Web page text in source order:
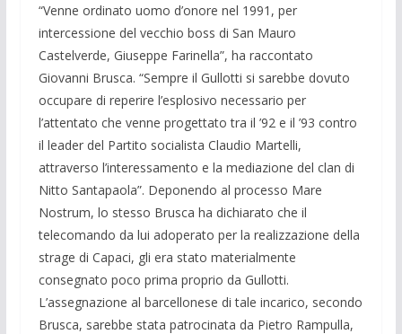
“Venne ordinato uomo d’onore nel 1991, per
intercessione del vecchio boss di San Mauro
Castelverde, Giuseppe Farinella”, ha raccontato
Giovanni Brusca. “Sempre il Gullotti si sarebbe dovuto
occupare di reperire l’esplosivo necessario per
l’attentato che venne progettato tra il ’92 e il ’93 contro
il leader del Partito socialista Claudio Martelli,
attraverso l’interessamento e la mediazione del clan di
Nitto Santapaola”. Deponendo al processo Mare
Nostrum, lo stesso Brusca ha dichiarato che il
telecomando da lui adoperato per la realizzazione della
strage di Capaci, gli era stato materialmente
consegnato poco prima proprio da Gullotti.
L’assegnazione al barcellonese di tale incarico, secondo
Brusca, sarebbe stata patrocinata da Pietro Rampulla,